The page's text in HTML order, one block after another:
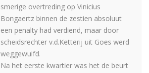
smerige overtreding op Vinicius
Bongaertz binnen de zestien absoluut
een penalty had verdiend, maar door
scheidsrechter v.d.Ketterij uit Goes werd
weggewuifd.
Na het eerste kwartier was het de beurt